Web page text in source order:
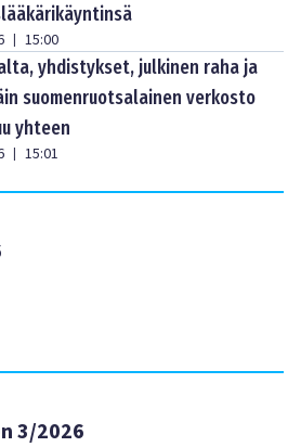
| 15:00
yhdistykset, julkinen raha ja
suomenruotsalainen verkosto
yhteen
| 15:01
3/2026